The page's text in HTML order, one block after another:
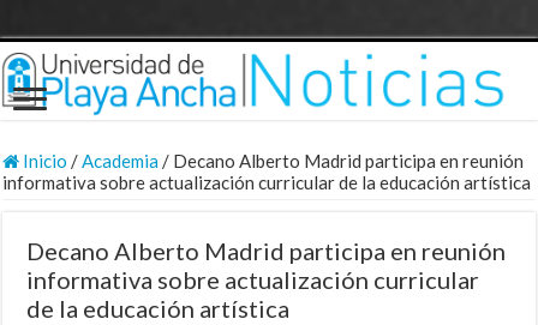
Inicio /Academia/ Decano Alberto Madrid participa en reunión
informativa sobre actualización curricular de la educación artística
Decano Alberto Madrid participa en reunión
informativa sobre actualización curricular
de la educación artística